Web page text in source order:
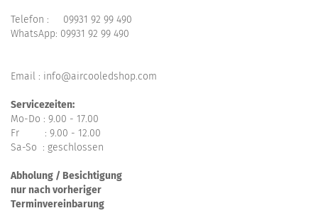
Telefon : 09931 92 99 490
WhatsApp: 09931 92 99 490
Email : info@aircooledshop.com
Servicezeiten:
Mo-Do : 9.00 - 17.00
Fr : 9.00 - 12.00
Sa-So : geschlossen
Abholung / Besichtigung
nur nach vorheriger
Terminvereinbarung